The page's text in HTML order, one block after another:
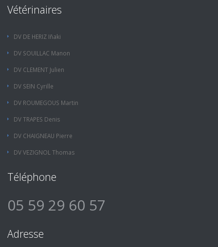
Vétérinaires
DV DE HERIZ Iñaki
DV SOUILLAC Manon
DV CLEMENT Julien
DV SEIN Cyrille
DV ROUMEGOUS Martin
DV TRAPES Denis
DV CHAIGNEAU Pierre
DV VEZIGNOL Thomas
Téléphone
05 59 29 60 57
Adresse